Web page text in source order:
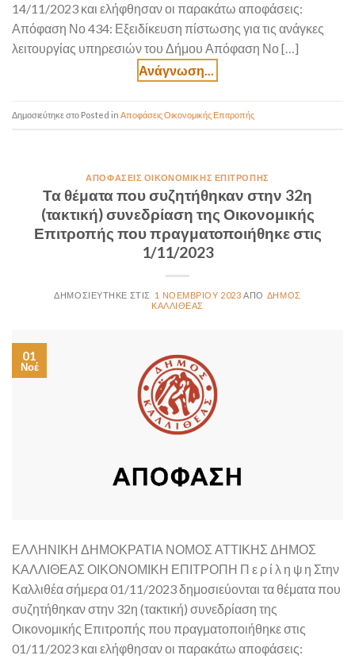
14/11/2023 και ελήφθησαν οι παρακάτω αποφάσεις:
Απόφαση Νο 434: Εξειδίκευση πίστωσης για τις ανάγκες
λειτουργίας υπηρεσιών του Δήμου Απόφαση Νο […]
Posted in Αποφάσεις Οικονομικής Επιτροπής
ΑΠΟΦΆΣΕΙΣ ΟΙΚΟΝΟΜΙΚΉΣ ΕΠΙΤΡΟΠΉΣ
Τα θέματα που συζητήθηκαν στην 32η
(τακτική) συνεδρίαση της Οικονομικής
Επιτροπής που πραγματοποιήθηκε στις
1/11/2023
1 ΝΟΕΜΒΡΊΟΥ 2023
ΔΉΜΟΣ
ΚΑΛΛΙΘΈΑΣ
01
Νοέ
ΕΛΛΗΝΙΚΗ ΔΗΜΟΚΡΑΤΙΑ ΝΟΜΟΣ ΑΤΤΙΚΗΣ ΔΗΜΟΣ
ΚΑΛΛΙΘΕΑΣ ΟΙΚΟΝΟΜΙΚΗ ΕΠΙΤΡΟΠΗ Π ε ρ ί λ η ψ η Στην
Καλλιθέα σήμερα 01/11/2023 δημοσιεύονται τα θέματα που
συζητήθηκαν στην 32η (τακτική) συνεδρίαση της
Οικονομικής Επιτροπής που πραγματοποιήθηκε στις
01/11/2023 και ελήφθησαν οι παρακάτω αποφάσεις: